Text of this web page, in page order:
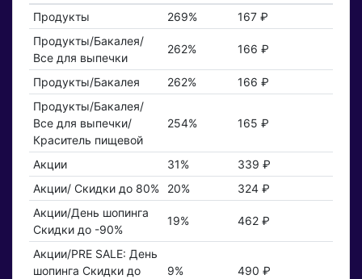
Продукты 269%
167 ₽
Продукты/Бакалея/
Все для выпечки
262% 166 ₽
Продукты/Бакалея 262%
166 ₽
Продукты/Бакалея/
Все для выпечки/
Краситель пищевой
254% 165 ₽
Акции 31%
339 ₽
Акции/ Скидки до 80%
20%
324 ₽
Акции/День шопинга
Скидки до -90%
19% 462 ₽
Акции/PRE SALE: День
шопинга Скидки до
9% 490 ₽